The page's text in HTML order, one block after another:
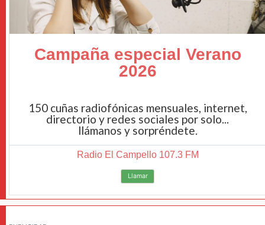
Campaña especial Verano
2026
150 cuñas radiofónicas mensuales, internet,
directorio y redes sociales por solo...
llámanos y sorpréndete.
Radio El Campello 107.3 FM
Llamar